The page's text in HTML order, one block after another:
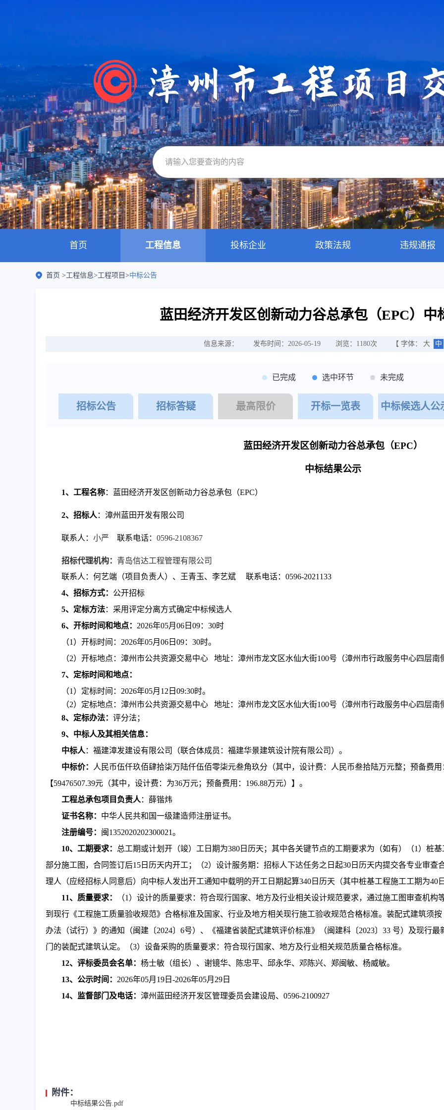
首页 工程信息 投标企业 政策法规 违规通报
首页 >工程信息>工程项目 >中标公告
蓝田经济开发区创新动力谷总承包（EPC）中
信息来源： 发布时间：2026-05-19 浏览： 1180次 【 字体： 大 中
已完成 选中环节 未完成
招标公告 招标答疑 最高限价 开标一览表 中标候选人公
蓝田经济开发区创新动力谷总承包（EPC）
中标结果公示
1、工程名称： 蓝田经济开发区创新动力谷总承包（EPC）
2、招标人 ： 漳州蓝田开发有限公司
联系人： 小严 联系电话： 0596-2108367
招标代理机构： 青岛信达工程管理有限公司
联系人： 何艺端（项目负责人）、王青玉、李艺斌 联系电话： 0596-2021133
4、招标方式： 公开招标
5、定标方法： 采用评定分离方式确定中标候选人
6、 开标时间和地点： 2026年05月 06 日 09： 30时
（1）开标时间： 2026年05月 06 日 09： 30时。
（2） 开标地点： 漳州市公共资源交易中心 地址： 漳州市龙文区水仙大街100号（漳州市行政服务中心四层南
7、定标时间和地点：
（1）定标时间：2026年05月 12 日 09:30时。
（2）定标地点： 漳州市公共资源交易中心 地址： 漳州市龙文区水仙大街100号（漳州市行政服务中心四层南
8、 定标办法： 评分法 ；
9、 中标人及其相关信息：
中标人 ：福建漳发建设有限公司 （联合体成员：福建华景建筑设计院有限公司） 。
中标价：
人民币伍仟玖佰肆拾柒万陆仟伍佰零柒元叁角玖分（其中，设计费：人民币叁拾陆万元整；预备费
【59476507.39元（其中，设计费：为36万元；预备费用：196.88万元）】 。
工程总承包项目负责人 ： 薛锴炜
证书名称： 中华人民共和国一级建造师注册证书。
注册编号： 闽 1352020202300021。
10、工期要求： 总工期或计划开（竣）工日期为380日历天 ；其中各关键节点的工期要求为（如有） （1）桩
部分施工图，合同签订后15日历天内开工；（2）设计服务期：招标人下达任务之日起30日历天内提交各专业审
理人（应经招标人同意后）向中标人发出开工通知中载明的开工日期起算340日历天（其中桩基工程施工工期为40
11、质量要求： （1）设计的质量要求：符合现行国家、地方及行业相关设计规范要求，通过施工图审查机构
到现行《工程施工质量验收规范》合格标准及国家、行业及地方相关现行施工验收规范合格标准。装配式建筑须
办法（试行）》的通知（闽建〔2024〕6号）、《福建省装配式建筑评价标准》（闽建科〔2023〕33 号）及现行
门的装配式建筑认定。（3）设备采购的质量要求：符合现行国家、地方及行业相关规范质量合格标准。
12、评标委员会名单： 杨士敏 （组长）、 谢镜华、陈忠平、邱永华、邓陈兴、郑闽敏、杨威敏。
13、公示时间： 2026年05月 19 日 -2026年05月 29 日
14、监督部门及电话： 漳州蓝田经济开发区管理委员会建设局、 0596-2100927
附件：
中标结果公告.pdf